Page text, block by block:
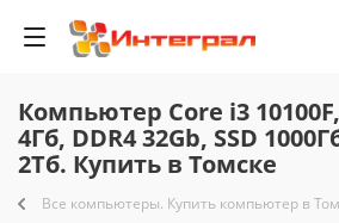
Компьютер Core i3 10100F,
4Гб, DDR4 32Gb, SSD
2Тб. Купить в Томске
Все компьютеры. Купить компьютер в